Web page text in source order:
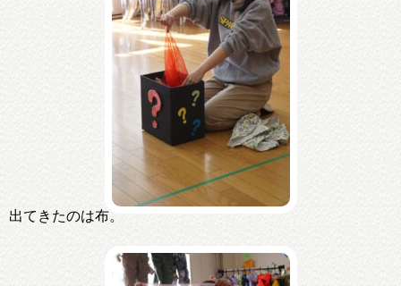
出てきたのは布。